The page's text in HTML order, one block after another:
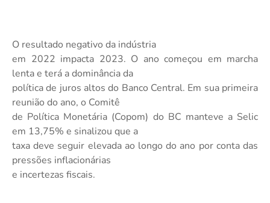
O resultado negativo da indústria
em 2022 impacta 2023. O ano começou em marcha
lenta e terá a dominância da
política de juros altos do Banco Central. Em sua primeira
reunião do ano, o Comitê
de Política Monetária (Copom) do BC manteve a Selic
em 13,75% e sinalizou que a
taxa deve seguir elevada ao longo do ano por conta das
pressões inflacionárias
e incertezas fiscais.